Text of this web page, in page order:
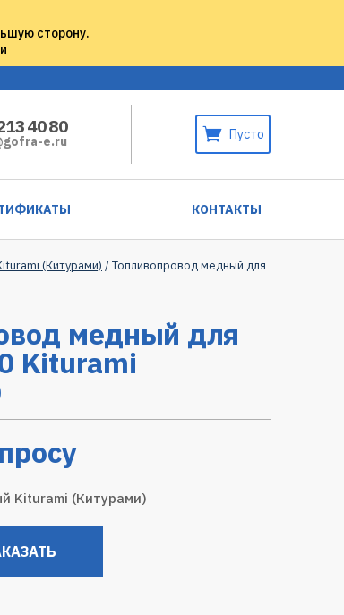
сторону.
40 80
e.ru Пусто
КОНТАКТЫ
(Китурами) / Топливопровод медный для
медный для
Kiturami
Kiturami (Китурами)